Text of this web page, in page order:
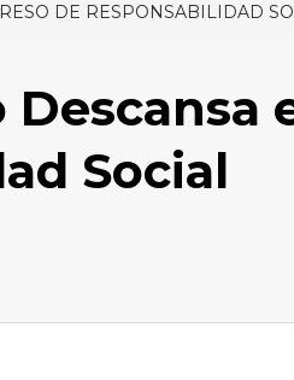
DE RESPONSABILIDAD
Social